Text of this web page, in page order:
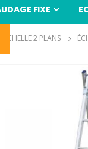
FIXE
ÉCHELLE 2 PLANS